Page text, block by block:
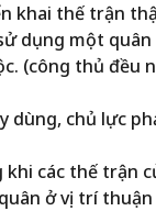
khai thế trận
dụng một
(công thủ đều
dùng, chủ lực
khi các thế trận
ở vị trí thuận